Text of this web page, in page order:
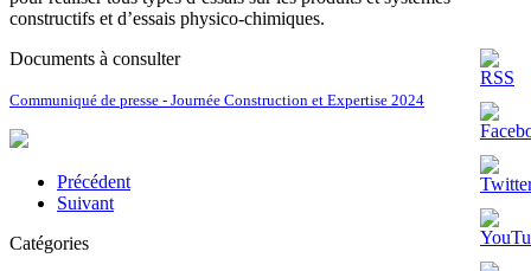
constructifs et d’essais physico-chimiques.
Documents à consulter
Communiqué de presse - Journée Construction et Expertise 2024
Précédent
Suivant
Catégories